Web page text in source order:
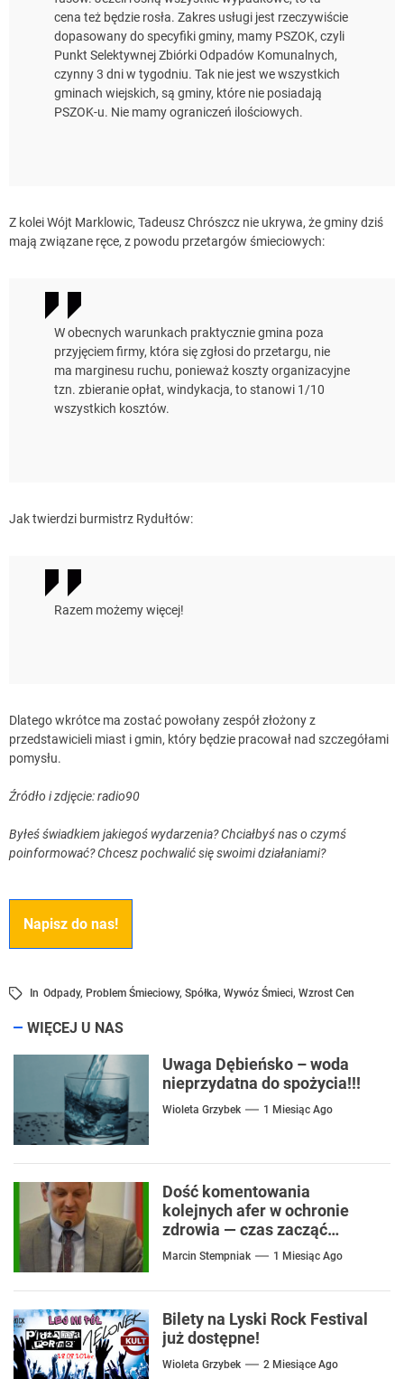
cena też będzie rosła. Zakres usługi jest rzeczywiście
dopasowany do specyfiki gminy, mamy PSZOK, czyli
Punkt Selektywnej Zbiórki Odpadów Komunalnych,
czynny 3 dni w tygodniu. Tak nie jest we wszystkich
gminach wiejskich, są gminy, które nie posiadają
PSZOK-u. Nie mamy ograniczeń ilościowych.
Z kolei Wójt Marklowic, Tadeusz Chrószcz nie ukrywa, że gminy dziś
mają związane ręce, z powodu przetargów śmieciowych:
W obecnych warunkach praktycznie gmina poza
przyjęciem firmy, która się zgłosi do przetargu, nie
ma marginesu ruchu, ponieważ koszty organizacyjne
tzn. zbieranie opłat, windykacja, to stanowi 1/10
wszystkich kosztów.
Jak twierdzi burmistrz Rydułtów:
Razem możemy więcej!
Dlatego wkrótce ma zostać powołany zespół złożony z
przedstawicieli miast i gmin, który będzie pracował nad szczegółami
pomysłu.
Źródło i zdjęcie: radio90
Byłeś świadkiem jakiegoś wydarzenia? Chciałbyś nas o czymś
poinformować? Chcesz pochwalić się swoimi działaniami?
Napisz do nas!
In Odpady, Problem Śmieciowy, Spółka, Wywóz Śmieci, Wzrost Cen
WIĘCEJ U NAS
Uwaga Dębieńsko – woda
nieprzydatna do spożycia!!!
Wioleta Grzybek 1 Miesiąc Ago
Dość komentowania
kolejnych afer w ochronie
zdrowia — czas zacząć
mówić o rozwiązaniach
Marcin Stempniak 1 Miesiąc Ago
Bilety na Lyski Rock Festival
już dostępne!
Wioleta Grzybek 2 Miesiące Ago